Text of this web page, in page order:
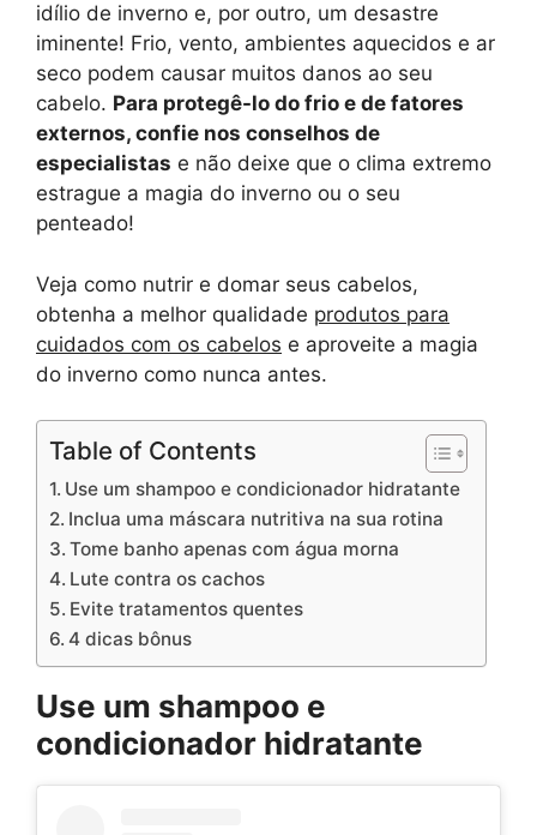
idílio de inverno e, por outro, um desastre
iminente! Frio, vento, ambientes aquecidos e ar
seco podem causar muitos danos ao seu
cabelo. Para protegê-lo do frio e de fatores
externos, confie nos conselhos de
especialistas e não deixe que o clima extremo
estrague a magia do inverno ou o seu
penteado!
Veja como nutrir e domar seus cabelos,
obtenha a melhor qualidade produtos para
cuidados com os cabelos e aproveite a magia
do inverno como nunca antes.
Table of Contents
Use um shampoo e condicionador hidratante
Inclua uma máscara nutritiva na sua rotina
Tome banho apenas com água morna
Lute contra os cachos
Evite tratamentos quentes
4 dicas bônus
Use um shampoo e
condicionador hidratante